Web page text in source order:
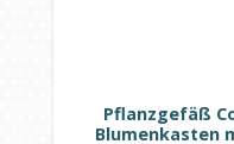
Pflanzgefäß
Blumenkasten